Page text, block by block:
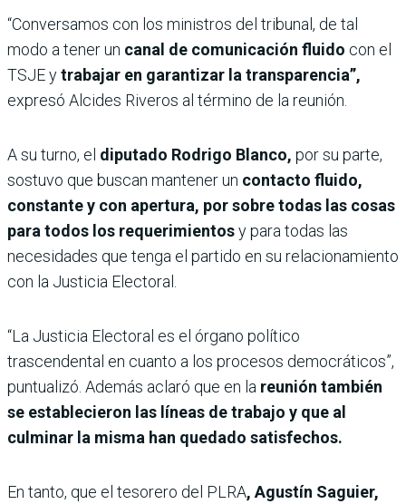
“Conversamos con los ministros del tribunal, de tal
modo a tener un canal de comunicación fluido con el
TSJE ytrabajar en garantizar la transparencia”,
expresó Alcides Riveros al término de la reunión.
A su turno, el diputado Rodrigo Blanco, por su parte,
sostuvo que buscan mantener un contacto fluido,
constante y con apertura, por sobre todas las cosas
para todos los requerimientosy para todas las
necesidades que tenga el partido en su relacionamiento
con la Justicia Electoral.
“La Justicia Electoral es el órgano político
trascendental en cuanto a los procesos democráticos”,
puntualizó. Además aclaró que en la reunión también
se establecieron las líneas de trabajo y que al
culminar la misma han quedado satisfechos.
En tanto, que el tesorero del PLRA, Agustín Saguier,